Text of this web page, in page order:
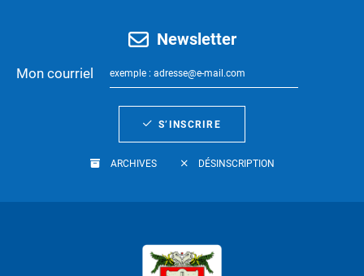
Newsletter
Mon courriel
S’INSCRIRE
ARCHIVES DÉSINSCRIPTION